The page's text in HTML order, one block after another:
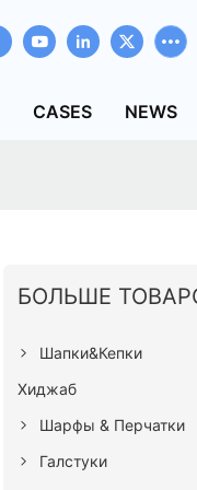
CASES NEWS
БОЛЬШЕ
Шапки&Кепки
Хиджаб
Шарфы & Перчатки
Галстуки